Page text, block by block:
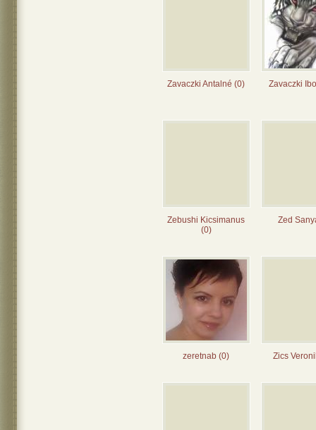
Zavaczki Antalné (0) Zavaczki
Zebushi Kicsimanus
(0)
Zed
zeretnab (0) Zics